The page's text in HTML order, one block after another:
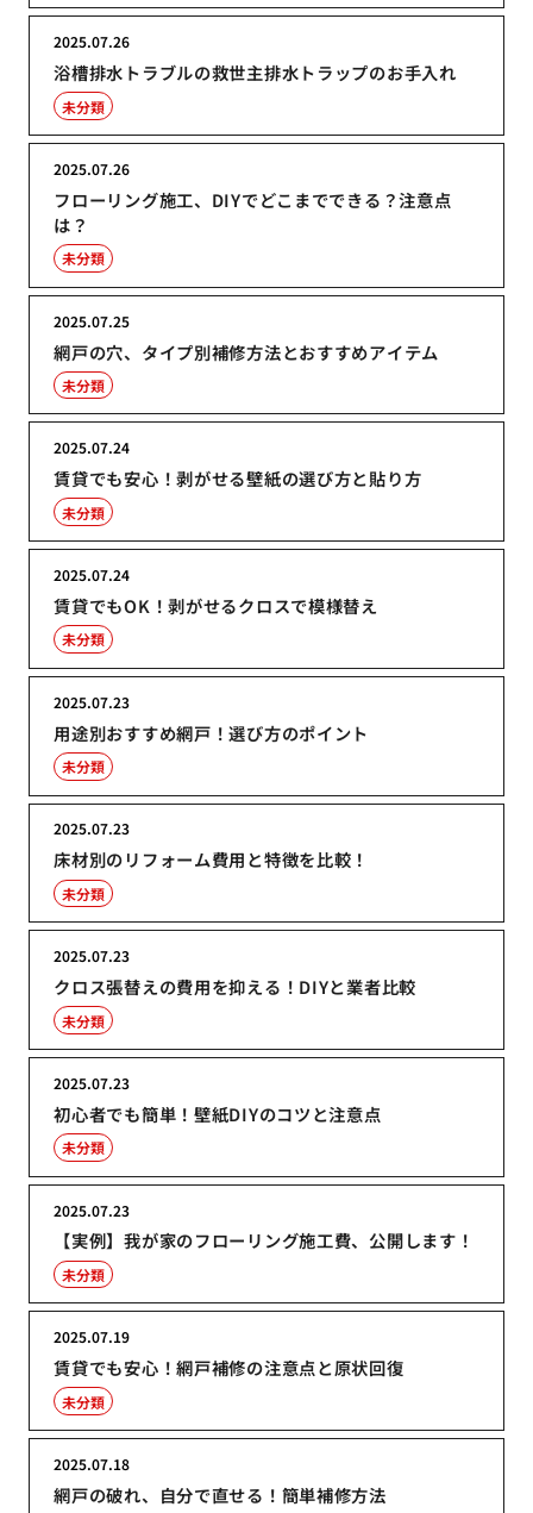
浴槽排水トラブルの救世主排水トラップのお手入れ
2025.07.26
未分類
フローリング施工、DIYでどこまでできる？注意点
は？
2025.07.26
未分類
網戸の穴、タイプ別補修方法とおすすめアイテム
2025.07.25
未分類
賃貸でも安心！剥がせる壁紙の選び方と貼り方
2025.07.24
未分類
賃貸でもOK！剥がせるクロスで模様替え
2025.07.24
未分類
用途別おすすめ網戸！選び方のポイント
2025.07.23
未分類
床材別のリフォーム費用と特徴を比較！
2025.07.23
未分類
クロス張替えの費用を抑える！DIYと業者比較
2025.07.23
未分類
初心者でも簡単！壁紙DIYのコツと注意点
2025.07.23
未分類
【実例】我が家のフローリング施工費、公開します！
2025.07.23
未分類
賃貸でも安心！網戸補修の注意点と原状回復
2025.07.19
未分類
網戸の破れ、自分で直せる！簡単補修方法
2025.07.18